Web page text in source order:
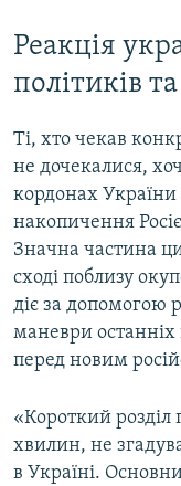
Реакція
політиків
Ті, хто чекав
не дочекалися,
кордонах України
накопичення
Значна частина
сході поблизу
діє за допомогою
маневри останніх
перед новим
«Короткий
хвилин, не
в Україні.